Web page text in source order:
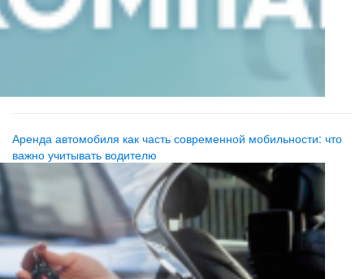
Аренда автомобиля как часть современной мобильности: что
важно учитывать водителю